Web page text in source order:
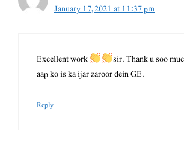
January 17, 2021 at 11:37 pm
Excellent work
sir. Thank u soo
aap ko is ka ijar zaroor dein GE.
Reply